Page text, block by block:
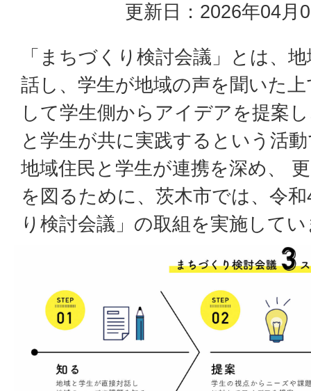
更新日：2026年04月
「まちづくり検討会議」とは、
話し、学生が地域の声を聞いた
して学生側からアイデアを提案
と学生が共に実践するという活
地域住民と学生が連携を深め、
を図るために、茨木市では、令
り検討会議」の取組を実施して